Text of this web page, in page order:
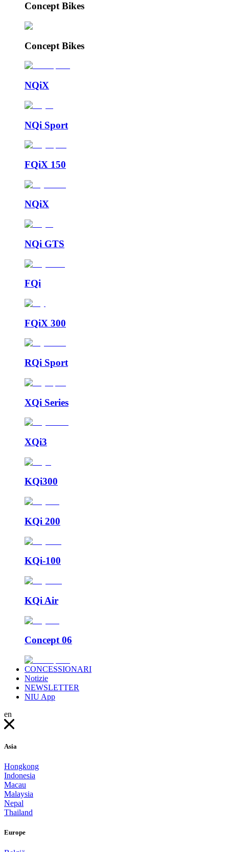
Concept Bikes
Concept Bikes
NQiX
NQi Sport
FQiX 150
NQiX
NQi GTS
FQi
FQiX 300
RQi Sport
XQi Series
XQi3
KQi300
KQi 200
KQi-100
KQi Air
Concept 06
CONCESSIONARI
Notizie
NEWSLETTER
NIU App
en
Asia
Hongkong
Indonesia
Macau
Malaysia
Nepal
Thailand
Europe